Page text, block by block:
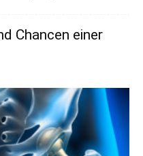
Chancen einer